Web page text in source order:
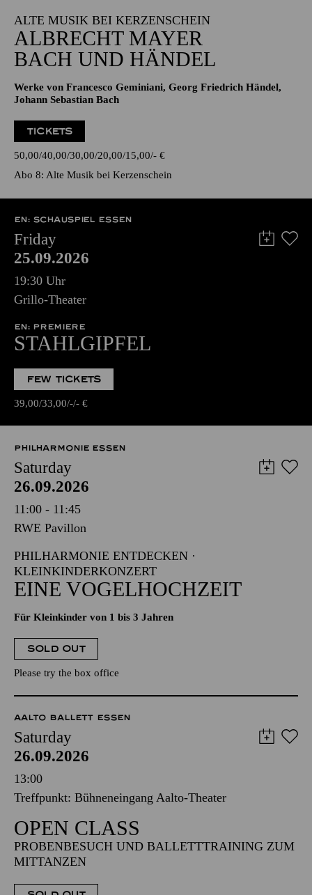
ALTE MUSIK BEI KERZENSCHEIN
ALBRECHT MAYER
BACH UND HÄNDEL
Werke von Francesco Geminiani, Georg Friedrich Händel,
Johann Sebastian Bach
TICKETS
50,00 40,00 30,00 20,00 15,00 - €
Abo 8: Alte Musik bei Kerzenschein
EN: SCHAUSPIEL ESSEN
Friday
25.09.2026
19:30 Uhr
Grillo-Theater
EN: PREMIERE
STAHLGIPFEL
FEW TICKETS
39,00 33,00 - - €
PHILHARMONIE ESSEN
Saturday
26.09.2026
11:00 - 11:45
RWE Pavillon
PHILHARMONIE ENTDECKEN ·
KLEINKINDERKONZERT
EINE VOGELHOCHZEIT
Für Kleinkinder von 1 bis 3 Jahren
SOLD OUT
Please try the box office
AALTO BALLETT ESSEN
Saturday
26.09.2026
13:00
Treffpunkt: Bühneneingang Aalto-Theater
OPEN CLASS
PROBENBESUCH UND BALLETTTRAINING ZUM
MITTANZEN